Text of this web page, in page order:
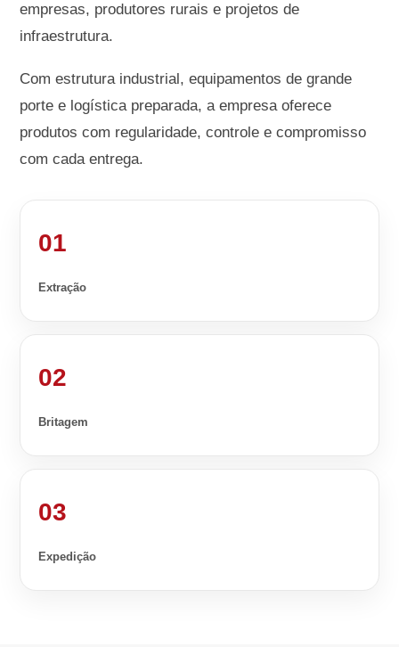
empresas, produtores rurais e projetos de
infraestrutura.
Com estrutura industrial, equipamentos de grande
porte e logística preparada, a empresa oferece
produtos com regularidade, controle e compromisso
com cada entrega.
01
Extração
02
Britagem
03
Expedição